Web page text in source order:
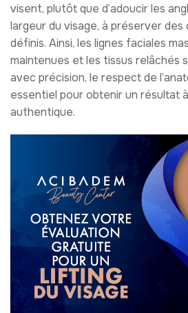
visent, plutôt que d’adoucir les
largeur du visage, à préserver
définis. Ainsi, les lignes faciales
maintenues et les tissus relâchés
avec précision, le respect de
essentiel pour obtenir un résultat
authentique.